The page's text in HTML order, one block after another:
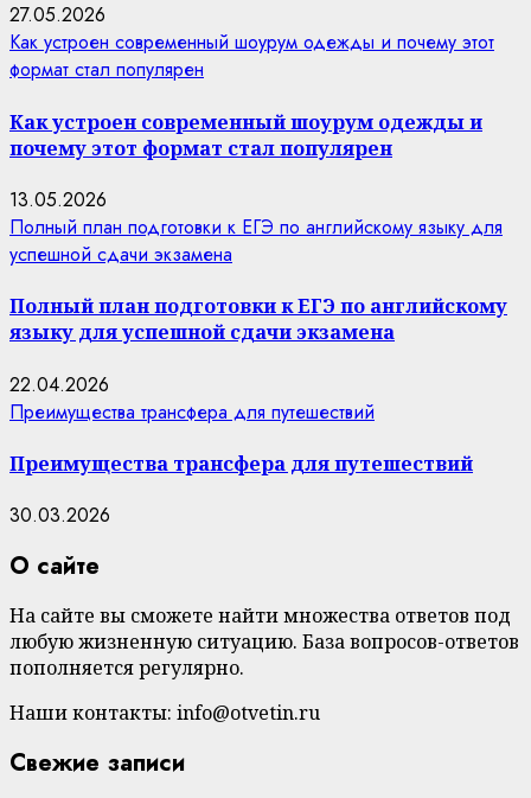
27.05.2026
Как устроен современный шоурум одежды и почему этот
формат стал популярен
Как устроен современный шоурум одежды и
почему этот формат стал популярен
13.05.2026
Полный план подготовки к ЕГЭ по английскому языку для
успешной сдачи экзамена
Полный план подготовки к ЕГЭ по английскому
языку для успешной сдачи экзамена
22.04.2026
Преимущества трансфера для путешествий
Преимущества трансфера для путешествий
30.03.2026
О сайте
На сайте вы сможете найти множества ответов под
любую жизненную ситуацию. База вопросов-ответов
пополняется регулярно.
Наши контакты: info@otvetin.ru
Свежие записи